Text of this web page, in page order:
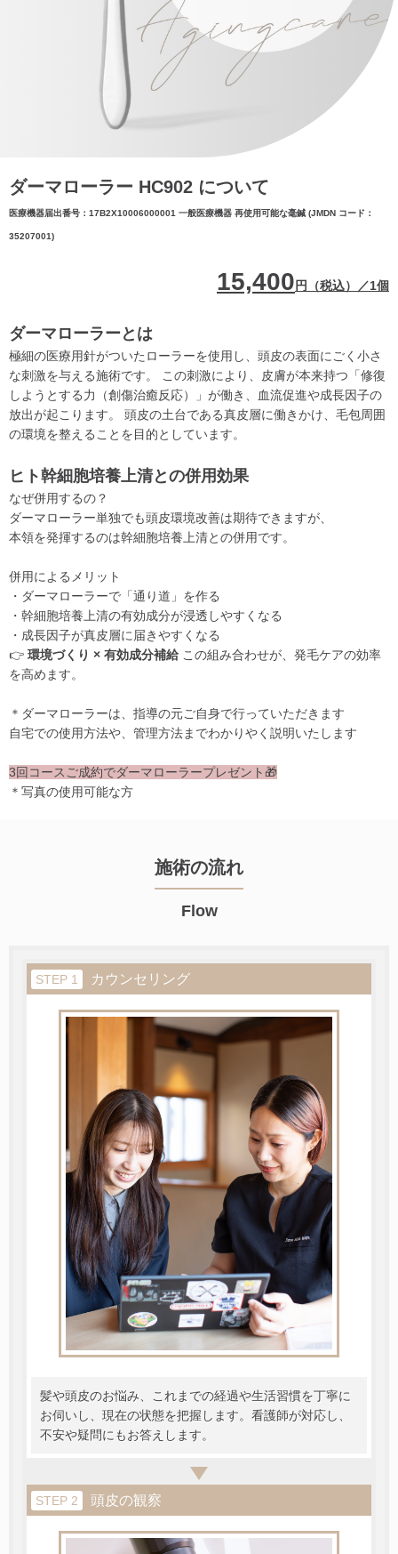
ダーマローラー HC902 について
医療機器届出番号：17B2X10006000001 一般医療機器 再使用可能な毫鍼 (JMDN コード：
35207001)
15,400 円（税込）／1個
ダーマローラーとは
極細の医療用針がついたローラーを使用し、頭皮の表面にごく小さ
な刺激を与える施術です。 この刺激により、皮膚が本来持つ「修復
しようとする力（創傷治癒反応）」が働き、血流促進や成長因子の
放出が起こります。 頭皮の土台である真皮層に働きかけ、毛包周囲
の環境を整えることを目的としています。
ヒト幹細胞培養上清との併用効果
なぜ併用するの？
ダーマローラー単独でも頭皮環境改善は期待できますが、
本領を発揮するのは幹細胞培養上清との併用です。
併用によるメリット
・ダーマローラーで「通り道」を作る
・幹細胞培養上清の有効成分が浸透しやすくなる
・成長因子が真皮層に届きやすくなる
👉 環境づくり × 有効成分補給 この組み合わせが、発毛ケアの効率
を高めます。
＊ダーマローラーは、指導の元ご自身で行っていただきます
自宅での使用方法や、管理方法までわかりやく説明いたします
3回コースご成約でダーマローラープレゼント🎁
＊写真の使用可能な方
施術の流れ
Flow
STEP 1 カウンセリング
髪や頭皮のお悩み、これまでの経過や生活習慣を丁寧に
お伺いし、現在の状態を把握します。看護師が対応し、
不安や疑問にもお答えします。
STEP 2 頭皮の観察